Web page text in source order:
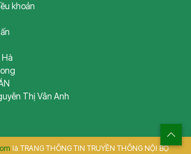
khoản
Thị Vân Anh
là TRANG THÔNG TIN TRUYỀN THÔNG NỘI BỘ